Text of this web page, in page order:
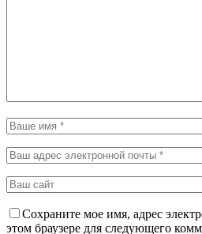
Сохраните мое имя, адрес
этом браузере для следующего